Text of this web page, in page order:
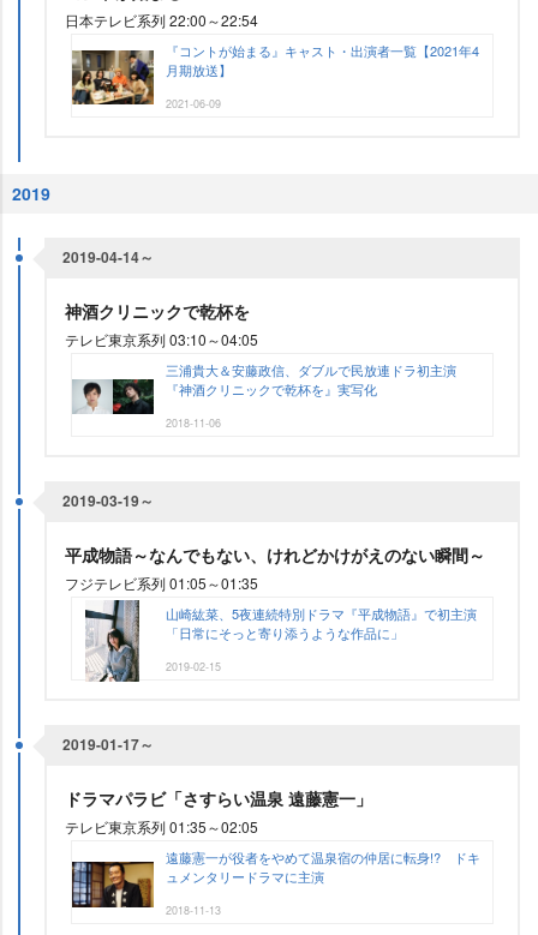
日本テレビ系列 22:00～22:54
『コントが始まる』キャスト・出演者一覧【2021年4
月期放送】
2021-06-09
2019
2019-04-14～
神酒クリニックで乾杯を
テレビ東京系列 03:10～04:05
三浦貴大＆安藤政信、ダブルで民放連ドラ初主演
『神酒クリニックで乾杯を』実写化
2018-11-06
2019-03-19～
平成物語～なんでもない、けれどかけがえのない瞬間～
フジテレビ系列 01:05～01:35
山崎紘菜、5夜連続特別ドラマ『平成物語』で初主演
「日常にそっと寄り添うような作品に」
2019-02-15
2019-01-17～
ドラマパラビ「さすらい温泉 遠藤憲一」
テレビ東京系列 01:35～02:05
遠藤憲一が役者をやめて温泉宿の仲居に転身!? ドキ
ュメンタリードラマに主演
2018-11-13